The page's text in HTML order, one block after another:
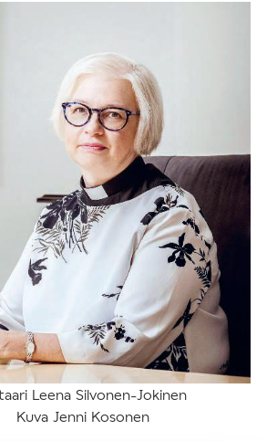
Leena Silvonen-Jokinen
Kuva Jenni Kosonen